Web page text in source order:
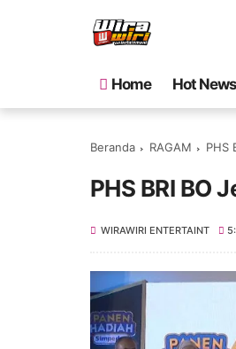
Home Hot News
Beranda RAGAM PHS
PHS BRI BO
WIRAWIRI ENTERTAINT